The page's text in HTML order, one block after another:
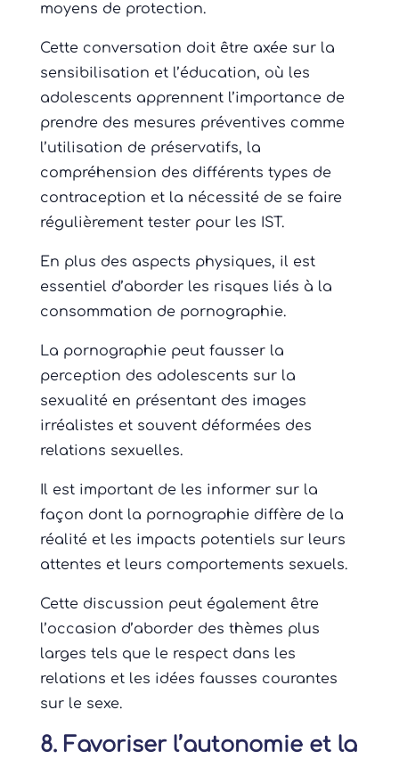
moyens de protection.
Cette conversation doit être axée sur la
sensibilisation et l’éducation, où les
adolescents apprennent l’importance de
prendre des mesures préventives comme
l’utilisation de préservatifs, la
compréhension des différents types de
contraception et la nécessité de se faire
régulièrement tester pour les IST.
En plus des aspects physiques, il est
essentiel d’aborder les risques liés à la
consommation de pornographie.
La pornographie peut fausser la
perception des adolescents sur la
sexualité en présentant des images
irréalistes et souvent déformées des
relations sexuelles.
Il est important de les informer sur la
façon dont la pornographie diffère de la
réalité et les impacts potentiels sur leurs
attentes et leurs comportements sexuels.
Cette discussion peut également être
l’occasion d’aborder des thèmes plus
larges tels que le respect dans les
relations et les idées fausses courantes
sur le sexe.
8. Favoriser l’autonomie et la